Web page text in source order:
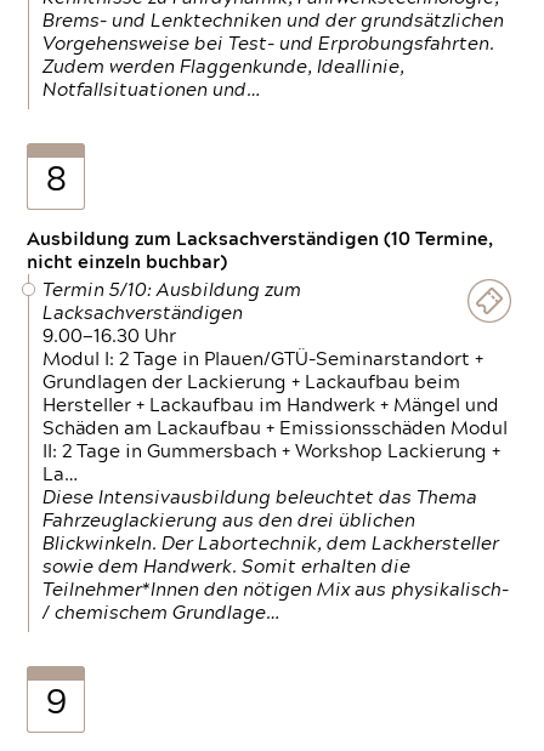
Brems- und Lenktechniken und der grundsätzlichen
Vorgehensweise bei Test- und Erprobungsfahrten.
Zudem werden Flaggenkunde, Ideallinie,
Notfallsituationen und…
8
Ausbildung zum Lacksachverständigen (10 Termine,
nicht einzeln buchbar)
Termin 5/10: Ausbildung zum
Lacksachverständigen
9.00—16.30 Uhr
Modul I: 2 Tage in Plauen/GTÜ-Seminarstandort +
Grundlagen der Lackierung + Lackaufbau beim
Hersteller + Lackaufbau im Handwerk + Mängel und
Schäden am Lackaufbau + Emissionsschäden Modul
II: 2 Tage in Gummersbach + Workshop Lackierung +
La…
Diese Intensivausbildung beleuchtet das Thema
Fahrzeuglackierung aus den drei üblichen
Blickwinkeln. Der Labortechnik, dem Lackhersteller
sowie dem Handwerk. Somit erhalten die
Teilnehmer*Innen den nötigen Mix aus physikalisch-
/ chemischem Grundlage…
9